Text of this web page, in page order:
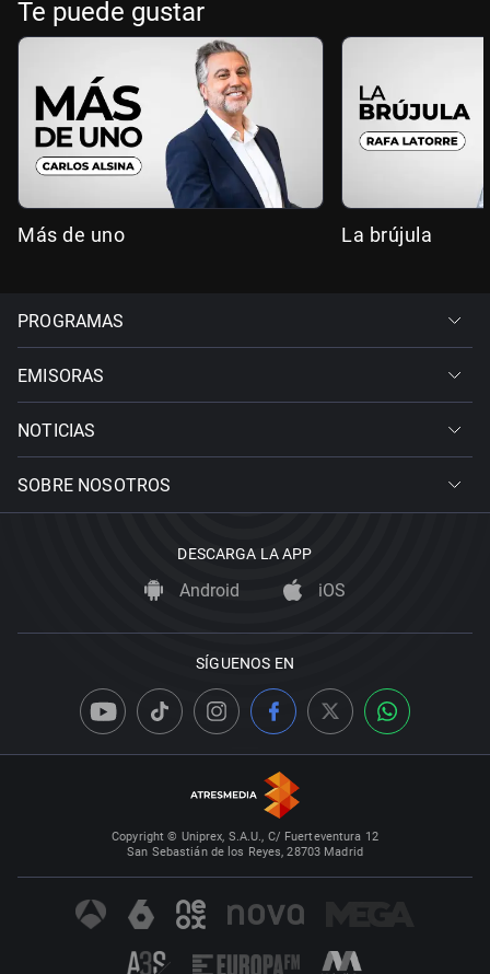
Te puede gustar
Más de uno La brújula
PROGRAMAS
EMISORAS
NOTICIAS
SOBRE NOSOTROS
DESCARGA LA APP
Android iOS
SÍGUENOS EN
Copyright © Uniprex, S.A.U., C/ Fuerteventura 12
San Sebastián de los Reyes, 28703 Madrid